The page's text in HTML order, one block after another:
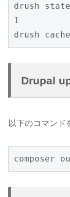
drush
1
drush
Drupal
以下のコマンド
composer